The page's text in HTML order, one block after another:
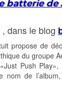
batterie de
dans le blog
propose de
du groupe
Push
nom de